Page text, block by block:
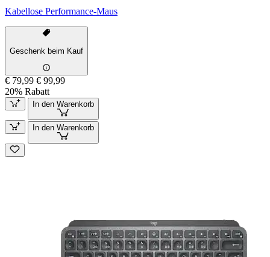
Kabellose Performance-Maus
Geschenk beim Kauf
€ 79,99 € 99,99
20% Rabatt
In den Warenkorb
In den Warenkorb